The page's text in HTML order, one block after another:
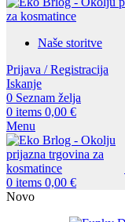
Naše storitve
Prijava / Registracija
Iskanje
0 Seznam želja
0 items 0,00 €
Menu
0 items 0,00 €
Novo